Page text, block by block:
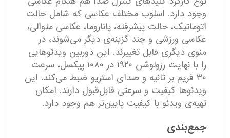
وجود دارد. اسلوب مختلف عکاسی که شامل حالت
اتوماتیک، حالت پیشرفته، پاناروما، عکاسی متوالی،
عکاسی ورزشی و چند گزینه‌ی دیگر می‌شوند، در
منوی دیگری قابل‌ تغییرند. این دوربین ویدئوهایی
را با نهایت رزولوشن ۱۹۲۰ در ۱۰۸۰ پیکسل، سرعت
۳۰ فریم بر ثانیه و صدای استریو ضبط می‌کند. این
ویدئو‌ها کیفیت و سرعتی قابل‌قبول دارند. امکان
تهیه‌ی ویدئو با کیفیت پایین‌تر هم وجود دارد.
جمع‌بندی